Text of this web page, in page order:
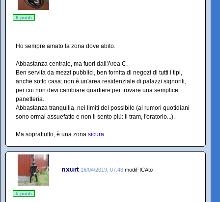
6 punti
Ho sempre amato la zona dove abito.
Abbastanza centrale, ma fuori dall'Area C.
Ben servita da mezzi pubblici, ben fornita di negozi di tutti i tipi,
anche sotto casa: non è un'area residenziale di palazzi signorili,
per cui non devi cambiare quartiere per trovare una semplice
panetteria.
Abbastanza tranquilla, nei limiti del possibile (ai rumori quotidiani
sono ormai assuefatto e non li sento più: il tram, l'oratorio...).
Ma soprattutto, è una zona sicura.
nxurt 16/04/2019, 07:43 modiFICAto
5 punti